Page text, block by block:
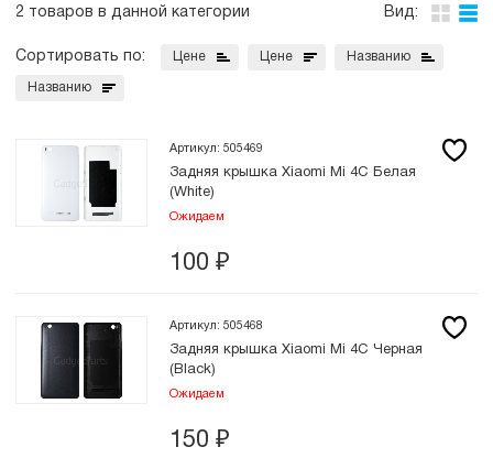
2 товаров в данной категории Вид:
Сортировать по: Цене Цене Названию
Названию
Артикул: 505469
Задняя крышка Xiaomi Mi 4C Белая
(White)
Ожидаем
100 ₽
Артикул: 505468
Задняя крышка Xiaomi Mi 4C Черная
(Black)
Ожидаем
150 ₽